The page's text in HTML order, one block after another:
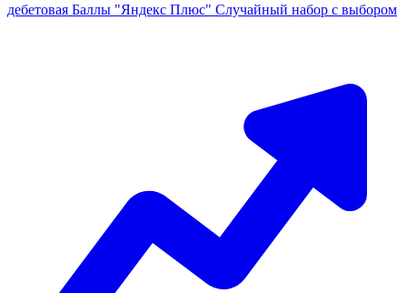
дебетовая Баллы "Яндекс Плюс" Случайный набор с выбором